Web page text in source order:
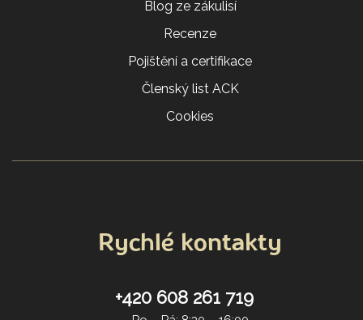
Blog ze zákulisí
Recenze
Pojištění a certifikace
Členský list ACK
Cookies
Rychlé kontakty
+420 608 261 719